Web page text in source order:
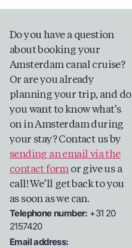
Do you have a question
about booking your
Amsterdam canal cruise?
Or are you already
planning your trip, and do
you want to know what’s
on in Amsterdam during
your stay? Contact us by
sending an email via the
contact formor give us a
call! We’ll get back to you
as soon as we can.
Telephone number: +31 20
2157420
Email address: